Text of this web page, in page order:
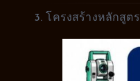
3. โครงสร้างหลักสูตร